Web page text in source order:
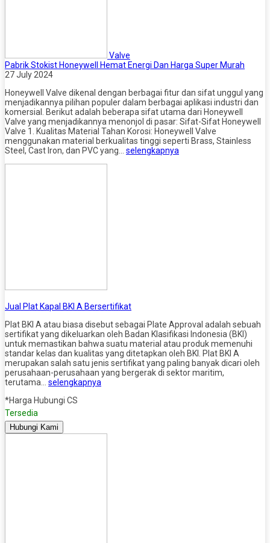
Valve
Pabrik Stokist Honeywell Hemat Energi Dan Harga Super Murah
27 July 2024
Honeywell Valve dikenal dengan berbagai fitur dan sifat unggul yang
menjadikannya pilihan populer dalam berbagai aplikasi industri dan
komersial. Berikut adalah beberapa sifat utama dari Honeywell
Valve yang menjadikannya menonjol di pasar: Sifat-Sifat Honeywell
Valve 1. Kualitas Material Tahan Korosi: Honeywell Valve
menggunakan material berkualitas tinggi seperti Brass, Stainless
Steel, Cast Iron, dan PVC yang… selengkapnya
Jual Plat Kapal BKI A Bersertifikat
Plat BKI A atau biasa disebut sebagai Plate Approval adalah sebuah
sertifikat yang dikeluarkan oleh Badan Klasifikasi Indonesia (BKI)
untuk memastikan bahwa suatu material atau produk memenuhi
standar kelas dan kualitas yang ditetapkan oleh BKI. Plat BKI A
merupakan salah satu jenis sertifikat yang paling banyak dicari oleh
perusahaan-perusahaan yang bergerak di sektor maritim,
terutama… selengkapnya
*Harga Hubungi CS
Tersedia
Hubungi Kami